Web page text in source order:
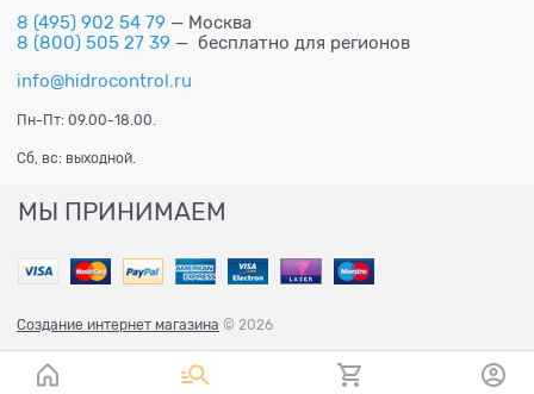
8 (495) 902 54 79 — Москва
8 (800) 505 27 39 — бесплатно для регионов
info@hidrocontrol.ru
Пн-Пт: 09.00-18.00.
Сб, вс: выходной.
МЫ ПРИНИМАЕМ
Создание интернет магазина © 2026